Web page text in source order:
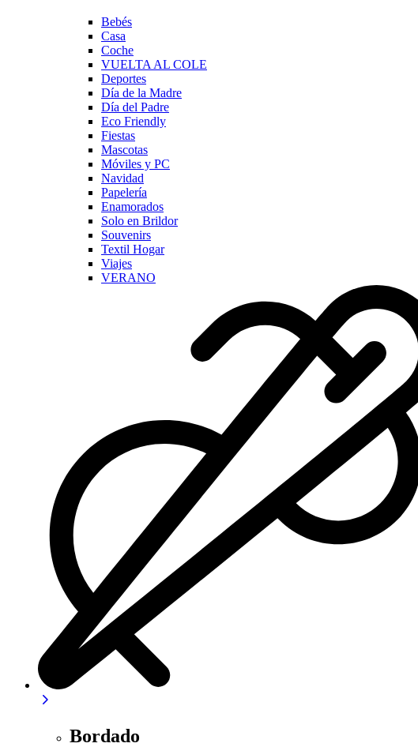
Bebés
Casa
Coche
VUELTA AL COLE
Deportes
Día de la Madre
Día del Padre
Eco Friendly
Fiestas
Mascotas
Móviles y PC
Navidad
Papelería
Enamorados
Solo en Brildor
Souvenirs
Textil Hogar
Viajes
VERANO
Bordado